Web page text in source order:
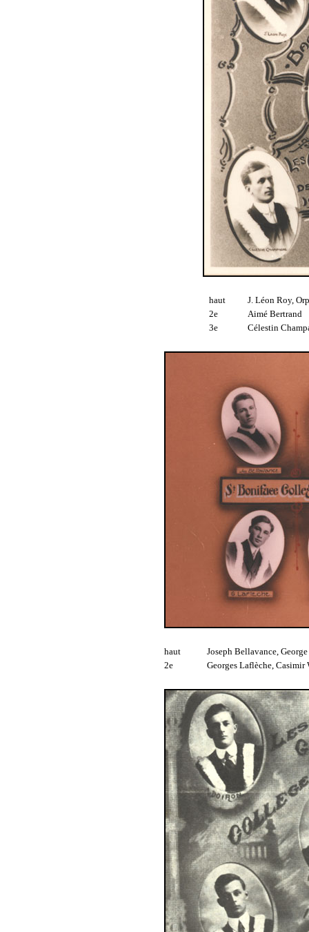
haut
J. Léon Roy,
2e
Aimé Bertrand
3e
Célestin
haut
Joseph Bellavance,
2e
Georges Laflèche,